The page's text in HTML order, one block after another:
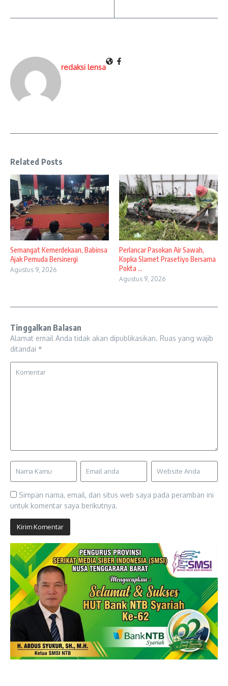
redaksi lensa
Related Posts
Semangat Kemerdekaan, Babinsa
Ajak Pemuda Bersinergi
Agustus 9, 2026
Perlancar Pasokan Air Sawah,
Kopka Slamet Prasetiyo Bersama
Pokta ...
Agustus 9, 2026
Tinggalkan Balasan
Alamat email Anda tidak akan dipublikasikan. Ruas yang wajib
ditandai *
Simpan nama, email, dan situs web saya pada peramban ini
untuk komentar saya berikutnya.